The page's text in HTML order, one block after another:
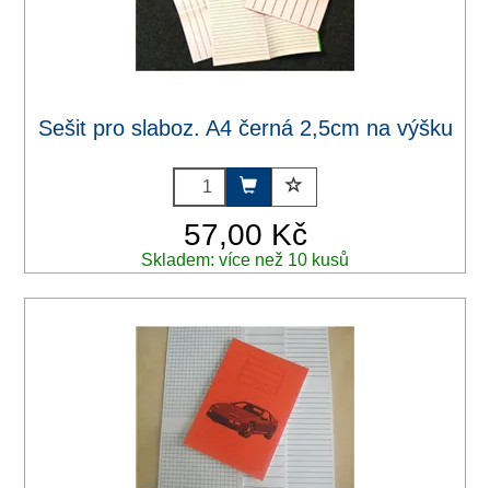
Sešit pro slaboz. A4 černá 2,5cm na výšku
57,00 Kč
Skladem: více než 10 kusů